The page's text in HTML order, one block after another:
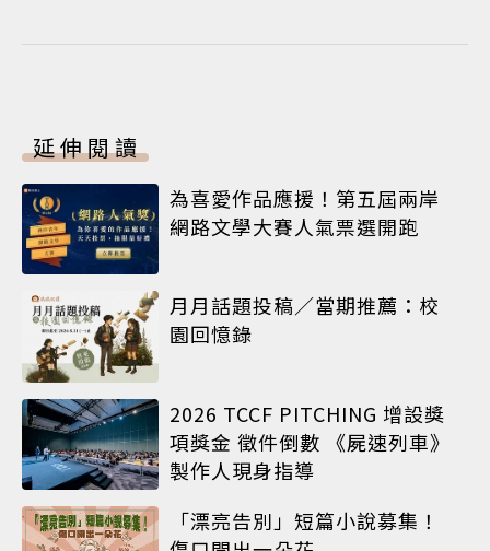
延伸閱讀
為喜愛作品應援！第五屆兩岸
網路文學大賽人氣票選開跑
月月話題投稿／當期推薦：校
園回憶錄
2026 TCCF PITCHING 增設獎
項獎金 徵件倒數 《屍速列車》
製作人現身指導
「漂亮告別」短篇小說募集！